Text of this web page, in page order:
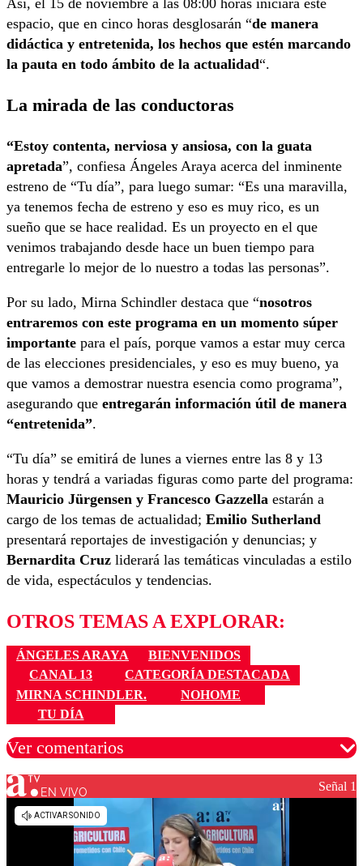
Así, el 15 de noviembre a las 08:00 horas iniciará este
espacio, que en cinco horas desglosarán “de manera
didáctica y entretenida, los hechos que estén marcando
la pauta en todo ámbito de la actualidad“.
La mirada de las conductoras
“Estoy contenta, nerviosa y ansiosa, con la guata
apretada”, confiesa Ángeles Araya acerca del inminente
estreno de “Tu día”, para luego sumar: “Es una maravilla,
ya tenemos fecha de estreno y eso es muy rico, es un
sueño que se hace realidad. Es un proyecto en el que
venimos trabajando desde hace un buen tiempo para
entregarle lo mejor de lo nuestro a todas las personas”.
Por su lado, Mirna Schindler destaca que “nosotros
entraremos con este programa en un momento súper
importante para el país, porque vamos a estar muy cerca
de las elecciones presidenciales, y eso es muy bueno, ya
que vamos a demostrar nuestra esencia como programa”,
asegurando que entregarán información útil de manera
“entretenida”.
“Tu día” se emitirá de lunes a viernes entre las 8 y 13
horas y tendrá a variadas figuras como parte del programa:
Mauricio Jürgensen y Francesco Gazzella estarán a
cargo de los temas de actualidad; Emilio Sutherland
presentará reportajes de investigación y denuncias; y
Bernardita Cruz liderará las temáticas vinculadas a estilo
de vida, espectáculos y tendencias.
OTROS TEMAS A EXPLORAR:
ÁNGELES ARAYA
BIENVENIDOS
CANAL 13
CATEGORÍA DESTACADA
MIRNA SCHINDLER.
NOHOME
TU DÍA
Ver comentarios
Los comentarios son moderados para garantizar un
diálogo respetuoso.
EN VIVO Señal 1